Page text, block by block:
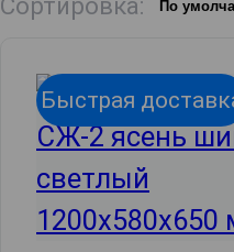
Быстрая